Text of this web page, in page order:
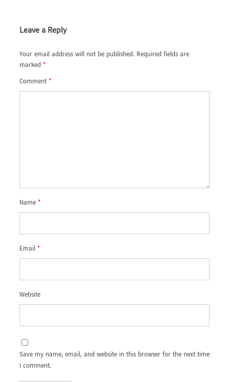
Leave a Reply
Your email address will not be published. Required fields are
marked*
Comment*
Name*
Email*
Website
Save my name, email, and website in this browser for the next time
I comment.